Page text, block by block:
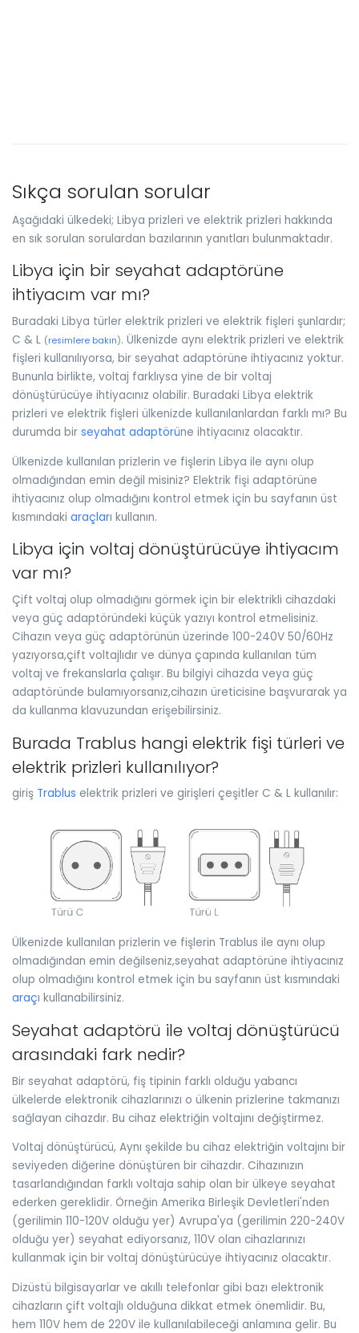
Sıkça sorulan sorular
Aşağıdaki ülkedeki; Libya prizleri ve elektrik prizleri hakkında
en sık sorulan sorulardan bazılarının yanıtları bulunmaktadır.
Libya için bir seyahat adaptörüne
ihtiyacım var mı?
Buradaki Libya türler elektrik prizleri ve elektrik fişleri şunlardır;
C & L (resimlere bakın). Ülkenizde aynı elektrik prizleri ve elektrik
fişleri kullanılıyorsa, bir seyahat adaptörüne ihtiyacınız yoktur.
Bununla birlikte, voltaj farklıysa yine de bir voltaj
dönüştürücüye ihtiyacınız olabilir. Buradaki Libya elektrik
prizleri ve elektrik fişleri ülkenizde kullanılanlardan farklı mı? Bu
durumda bir seyahat adaptörüne ihtiyacınız olacaktır.
Ülkenizde kullanılan prizlerin ve fişlerin Libya ile aynı olup
olmadığından emin değil misiniz? Elektrik fişi adaptörüne
ihtiyacınız olup olmadığını kontrol etmek için bu sayfanın üst
kısmındaki araçları kullanın.
Libya için voltaj dönüştürücüye ihtiyacım
var mı?
Çift voltaj olup olmadığını görmek için bir elektrikli cihazdaki
veya güç adaptöründeki küçük yazıyı kontrol etmelisiniz.
Cihazın veya güç adaptörünün üzerinde 100-240V 50/60Hz
yazıyorsa,çift voltajlıdır ve dünya çapında kullanılan tüm
voltaj ve frekanslarla çalışır. Bu bilgiyi cihazda veya güç
adaptöründe bulamıyorsanız,cihazın üreticisine başvurarak ya
da kullanma klavuzundan erişebilirsiniz.
Burada Trablus hangi elektrik fişi türleri ve
elektrik prizleri kullanılıyor?
giriş Trablus elektrik prizleri ve girişleri çeşitler C & L kullanılır:
Ülkenizde kullanılan prizlerin ve fişlerin Trablus ile aynı olup
olmadığından emin değilseniz,seyahat adaptörüne ihtiyacınız
olup olmadığını kontrol etmek için bu sayfanın üst kısmındaki
araçı kullanabilirsiniz.
Seyahat adaptörü ile voltaj dönüştürücü
arasındaki fark nedir?
Bir seyahat adaptörü, fiş tipinin farklı olduğu yabancı
ülkelerde elektronik cihazlarınızı o ülkenin prizlerine takmanızı
sağlayan cihazdır. Bu cihaz elektriğin voltajını değiştirmez.
Voltaj dönüştürücü, Aynı şekilde bu cihaz elektriğin voltajını bir
seviyeden diğerine dönüştüren bir cihazdır. Cihazınızın
tasarlandığından farklı voltaja sahip olan bir ülkeye seyahat
ederken gereklidir. Örneğin Amerika Birleşik Devletleri'nden
(gerilimin 110-120V olduğu yer) Avrupa'ya (gerilimin 220-240V
olduğu yer) seyahat ediyorsanız, 110V olan cihazlarınızı
kullanmak için bir voltaj dönüştürücüye ihtiyacınız olacaktır.
Dizüstü bilgisayarlar ve akıllı telefonlar gibi bazı elektronik
cihazların çift voltajlı olduğuna dikkat etmek önemlidir. Bu,
hem 110V hem de 220V ile kullanılabileceği anlamına gelir. Bu